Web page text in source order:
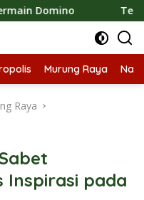
Tekan
Murung Raya
Raya
Inspirasi pada